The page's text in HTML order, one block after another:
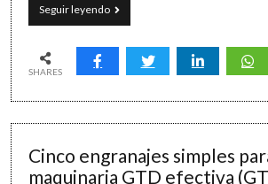
Seguir leyendoPaso
a
no
SHARES
Cinco engranajes simples
maquinaria GTD efectiva